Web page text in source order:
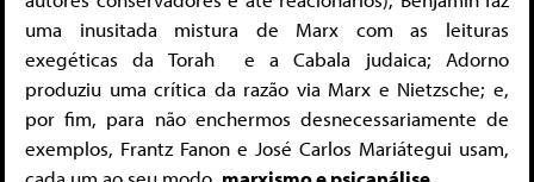
uma inusitada mistura de Marx com as leituras
exegéticas da Torah e a Cabala judaica; Adorno
produziu uma crítica da razão via Marx e Nietzsche; e,
por fim, para não enchermos desnecessariamente de
exemplos, Frantz Fanon e José Carlos Mariátegui usam,